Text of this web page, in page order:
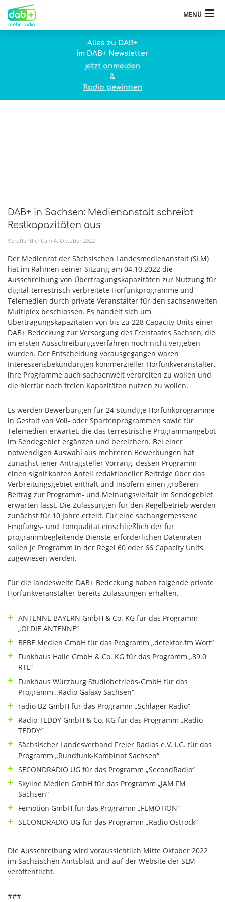
MENÜ
Alles zu DAB+
im DAB+ Newsletter
jetzt anmelden
&
Radio gewinnen
DAB+ in Sachsen: Medienanstalt schreibt
Restkapazitäten aus
Veröffentlicht am 4. Oktober 2022
Der Medienrat der Sächsischen Landesmedienanstalt (SLM)
hat im Rahmen seiner Sitzung am 04.10.2022 die
Ausschreibung von Übertragungskapazitäten zur Nutzung für
digital-terrestrisch verbreitete Hörfunkprogramme und
Telemedien durch private Veranstalter für den sachsenweiten
Multiplex beschlossen. Es handelt sich um
Übertragungskapazitäten von bis zu 228 Capacity Units einer
DAB+ Bedeckung zur Versorgung des Freistaates Sachsen, die
im ersten Ausschreibungsverfahren noch nicht vergeben
wurden. Der Entscheidung vorausgegangen waren
Interessensbekundungen kommerzieller Hörfunkveranstalter,
ihre Programme auch sachsenweit verbreiten zu wollen und
die hierfür noch freien Kapazitäten nutzen zu wollen.
Es werden Bewerbungen für 24-stündige Hörfunkprogramme
in Gestalt von Voll- oder Spartenprogrammen sowie für
Telemedien erwartet, die das terrestrische Programmangebot
im Sendegebiet ergänzen und bereichern. Bei einer
notwendigen Auswahl aus mehreren Bewerbungen hat
zunächst jener Antragsteller Vorrang, dessen Programm
einen signifikanten Anteil redaktioneller Beiträge über das
Verbreitungsgebiet enthält und insofern einen größeren
Beitrag zur Programm- und Meinungsvielfalt im Sendegebiet
erwarten lässt. Die Zulassungen für den Regelbetrieb werden
zunächst für 10 Jahre erteilt. Für eine sachangemessene
Empfangs- und Tonqualität einschließlich der für
programmbegleitende Dienste erforderlichen Datenraten
sollen je Programm in der Regel 60 oder 66 Capacity Units
zugewiesen werden.
Für die landesweite DAB+ Bedeckung haben folgende private
Hörfunkveranstalter bereits Zulassungen erhalten.
ANTENNE BAYERN GmbH & Co. KG für das Programm
„OLDIE ANTENNE“
BEBE Medien GmbH für das Programm „detektor.fm Wort“
Funkhaus Halle GmbH & Co. KG für das Programm „89.0
RTL“
Funkhaus Würzburg Studiobetriebs-GmbH für das
Programm „Radio Galaxy Sachsen“
radio B2 GmbH für das Programm „Schlager Radio“
Radio TEDDY GmbH & Co. KG für das Programm „Radio
TEDDY“
Sächsischer Landesverband Freier Radios e.V. i.G. für das
Programm „Rundfunk-Kombinat Sachsen“
SECONDRADIO UG für das Programm „SecondRadio“
Skyline Medien GmbH für das Programm „JAM FM
Sachsen“
Femotion GmbH für das Programm „FEMOTION“
SECONDRADIO UG für das Programm „Radio Ostrock“
Die Ausschreibung wird voraussichtlich Mitte Oktober 2022
im Sächsischen Amtsblatt und auf der Website der SLM
veröffentlicht.
###